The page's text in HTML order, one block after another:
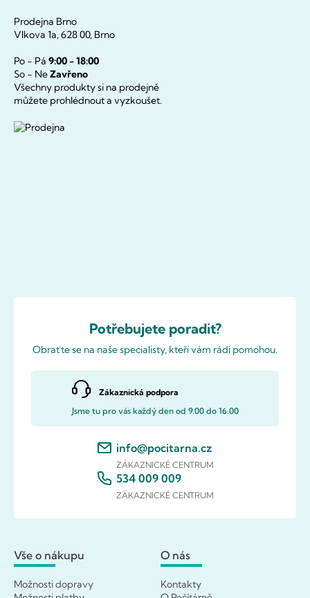
Prodejna Brno
Vlkova 1a, 628 00, Brno
Po - Pá 9:00 - 18:00
So - NeZavřeno
Všechny produkty si na prodejně
můžete prohlédnout a vyzkoušet.
Potřebujete poradit?
Obraťte se na naše specialisty, kteří vám rádi pomohou.
Zákaznická podpora
Jsme tu pro vás každý den od 9.00 do 16.00
info@pocitarna.cz
ZÁKAZNICKÉ CENTRUM
534 009 009
ZÁKAZNICKÉ CENTRUM
Vše o nákupu
Možnosti dopravy
O nás
Kontakty